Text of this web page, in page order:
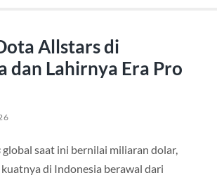
Allstars di
dan Lahirnya Era Pro
global saat ini bernilai miliaran dolar,
di Indonesia berawal dari